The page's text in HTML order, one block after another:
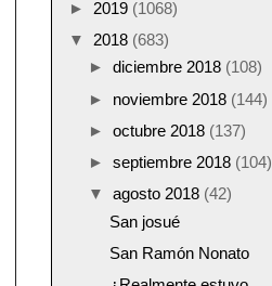
► 2019 (1068)
▼ 2018 (683)
► diciembre 2018 (108)
► noviembre 2018 (144)
► octubre 2018 (137)
► septiembre 2018 (104)
▼ agosto 2018 (42)
San josué
San Ramón Nonato